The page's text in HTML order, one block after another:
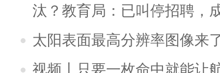
汰？教育局：已叫停招聘，
太阳表面最高分辨率图像来
视频丨只要一枚命中就能让